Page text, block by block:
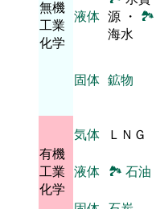
無機
工業
化学
液体 源 ・ 🏞
海水
固体 鉱物
有機
工業
化学
気体 ＬＮＧ
液体 🏞 石油